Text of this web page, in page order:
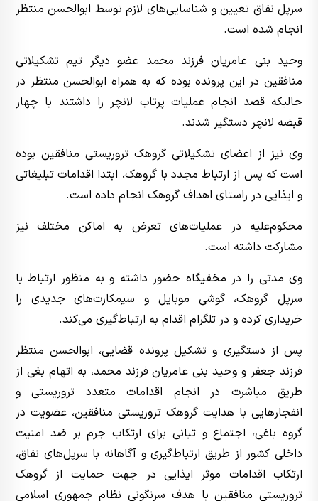
سرپل نفاق تعیین و شناسایی‌های لازم توسط ابوالحسن منتظر
انجام شده است.
وحید بنی عامریان فرزند محمد عضو دیگر تیم تشکیلاتی
منافقین در این پرونده بوده که به همراه ابوالحسن منتظر در
حالیکه قصد انجام عملیات پرتاب لانچر را داشتند با چهار
قبضه لانچر دستگیر شدند.
وی نیز از اعضای تشکیلاتی گروهک تروریستی منافقین بوده
است که پس از ارتباط مجدد با گروهک، ابتدا اقدامات تبلیغاتی
و ایذایی در راستای اهداف گروهک انجام داده است.
محکوم‌علیه در عملیات‌های تعرض به اماکن مختلف نیز
مشارکت داشته است.
وی مدتی را در مخفیگاه حضور داشته و به منظور ارتباط با
سرپل گروهک، گوشی موبایل و سیمکارت‌های جدیدی را
خریداری کرده و در تلگرام اقدام به ارتباط‎‌‌گیری می‌کند.
پس از دستگیری و تشکیل پرونده قضایی، ابوالحسن منتظر
فرزند جعفر و وحید بنی عامریان فرزند محمد، به اتهام بغی از
طریق مباشرت در انجام اقدامات متعدد تروریستی و
انفجار‌هایی با هدایت گروهک تروریستی منافقین، عضویت در
گروه باغی، اجتماع و تبانی برای ارتکاب جرم بر ضد امنیت
داخلی کشور از طریق ارتباط‌گیری و آگاهانه با سرپل‌های نفاق،
ارتکاب اقدامات موثر ایذایی در جهت حمایت از گروهک
تروریستی منافقین با هدف سرنگونی نظام جمهوری اسلامی